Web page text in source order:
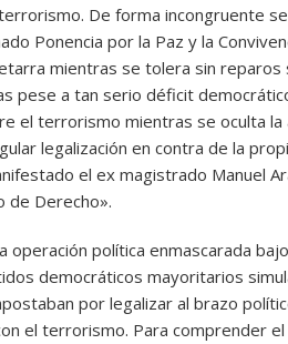
De forma incongruente
Ponencia por la Paz y la
mientras se tolera sin reparos
pese a tan serio déficit
el terrorismo mientras se oculta
legalización en contra de la
el ex magistrado Manuel
de Derecho».
operación política enmascarada
democráticos mayoritarios
por legalizar al brazo
el terrorismo. Para comprender